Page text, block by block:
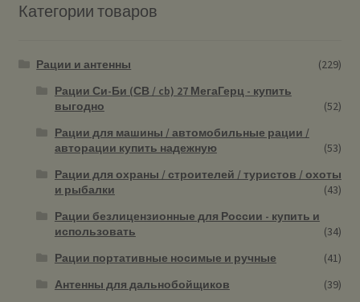
Категории товаров
Рации и антенны
(229)
Рации Си-Би (СВ / cb) 27 МегаГерц - купить
выгодно
(52)
Рации для машины / автомобильные рации /
авторации купить надежную
(53)
Рации для охраны / строителей / туристов / охоты
и рыбалки
(43)
Рации безлицензионные для России - купить и
использовать
(34)
Рации портативные носимые и ручные
(41)
Антенны для дальнобойщиков
(39)